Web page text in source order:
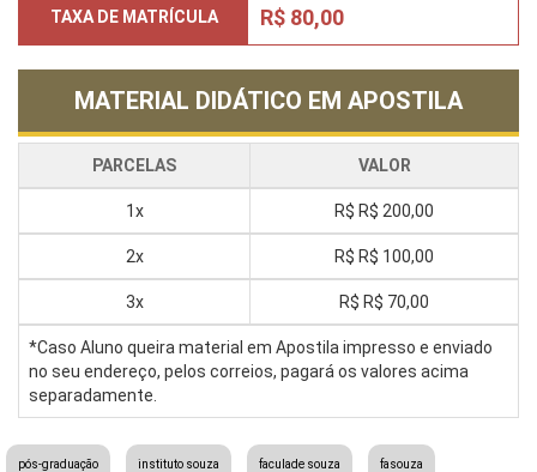
TAXA DE MATRÍCULA R$ 80,00
MATERIAL DIDÁTICO EM APOSTILA
PARCELAS VALOR
1x R$ R$ 200,00
2x R$ R$ 100,00
3x R$ R$ 70,00
*Caso Aluno queira material em Apostila impresso e enviado
no seu endereço, pelos correios, pagará os valores acima
separadamente.
pós-graduação instituto souza faculade souza fasouza